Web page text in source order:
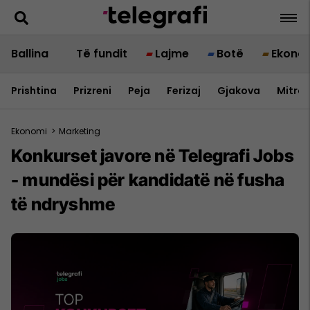
Ballina Të fundit Lajme Botë
Prishtina Prizreni Peja Ferizaj Gjakova
Ekonomi > Marketing
Konkurset javore në Telegrafi Jobs
- mundësi për kandidatë në fusha
të ndryshme